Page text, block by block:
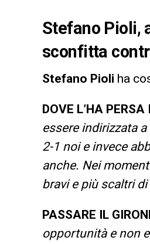
Stefano Pioli,
sconfitta
Stefano Pioli ha
DOVE L’HA
essere indirizzata
2-1 noi e invece
anche. Nei
bravi e più scaltri
PASSARE IL
opportunità e non